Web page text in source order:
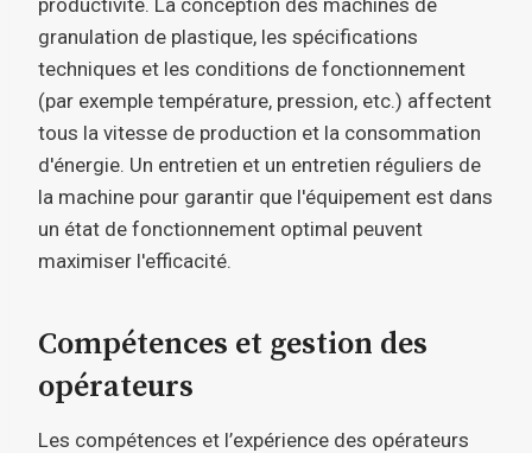
productivité. La conception des machines de
granulation de plastique, les spécifications
techniques et les conditions de fonctionnement
(par exemple température, pression, etc.) affectent
tous la vitesse de production et la consommation
d'énergie. Un entretien et un entretien réguliers de
la machine pour garantir que l'équipement est dans
un état de fonctionnement optimal peuvent
maximiser l'efficacité.
Compétences et gestion des
opérateurs
Les compétences et l’expérience des opérateurs